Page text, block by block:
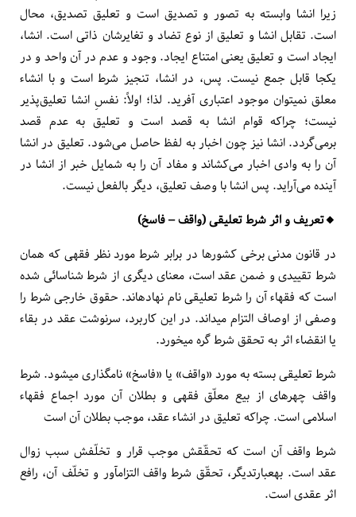
زیرا انشا وابسته به تصور و تصدیق است و تعلیق تصدیق، محال
است. تقابل انشا و تعلیق از نوع تضاد و تغایرشان ذاتی است. انشا،
ایجاد است و تعلیق یعنی امتناع ایجاد. وجود و عدم در آن واحد و در
یک­جا قابل جمع نیست. پس، در انشا، تنجیز شرط است و با انشاء
معلق نمی­توان موجود اعتباری آفرید. لذا؛ اولاً: نفسِ انشا تعلیق‌پذیر
نیست؛ چراکه قوام انشا به قصد است و تعلیق به عدم قصد
برمی‌گردد. انشا نیز چون اخبار به لفظ حاصل می‌شود. تعلیق در انشا
آن را به وادی اخبار می‌کشاند و مفاد آن را به شمایل خبر از انشا در
آینده می‌آراید. پس انشا با وصف تعلیق، دیگر بالفعل نیست.
🔸️تعریف و اثر شرط تعلیقی (واقف–فاسخ)
در قانون مدنی برخی کشورها در برابر شرط مورد نظر فقهی که همان
شرط تقییدی و ضمن عقد است، معنای دیگری از شرط شناسائی شده
است که فقهاء آن را شرط تعلیقی نام نهاده­اند. حقوق خارجی شرط را
وصفی از اوصاف التزام می­داند. در این کاربرد، سرنوشت عقد در بقاء
یا انقضاء اثر به تحقق شرط گره می­خورد.
شرط تعلیقی بسته به مورد «واقف» یا «فاسخ» نام­گذاری می­شود. شرط
واقف چهره­ای از بیع معلّق فقهی و بطلان آن مورد اجماع فقهاء
اسلامی است. چراکه تعلیق در انشاء عقد، موجب بطلان آن است
شرط واقف آن است که تحقّقش موجب قرار و تخلّفش سبب زوال
عقد است. به­عبارت­دیگر، تحقّق شرط واقف التزام­آور و تخلّف آن، رافع
اثر عقدی است.